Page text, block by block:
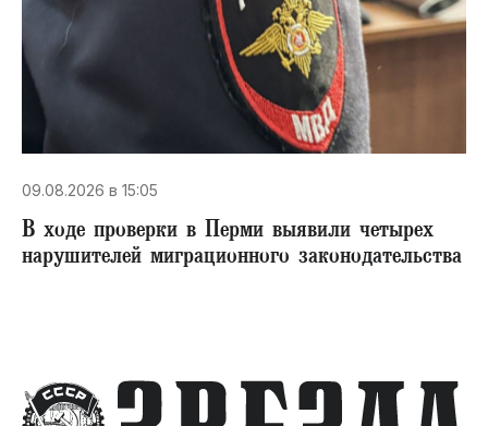
09.08.2026 в 15:05
В ходе проверки в Перми выявили четырех
нарушителей миграционного законодательства